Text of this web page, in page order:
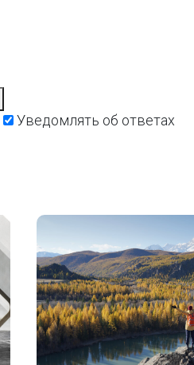
Уведомлять об ответах